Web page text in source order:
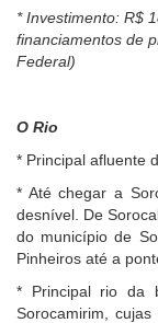
* Investimento: R$
financiamentos de
Federal)
O Rio
* Principal afluente
* Até chegar a
desnível. De
do município de
Pinheiros até a
* Principal rio da
Sorocamirim,